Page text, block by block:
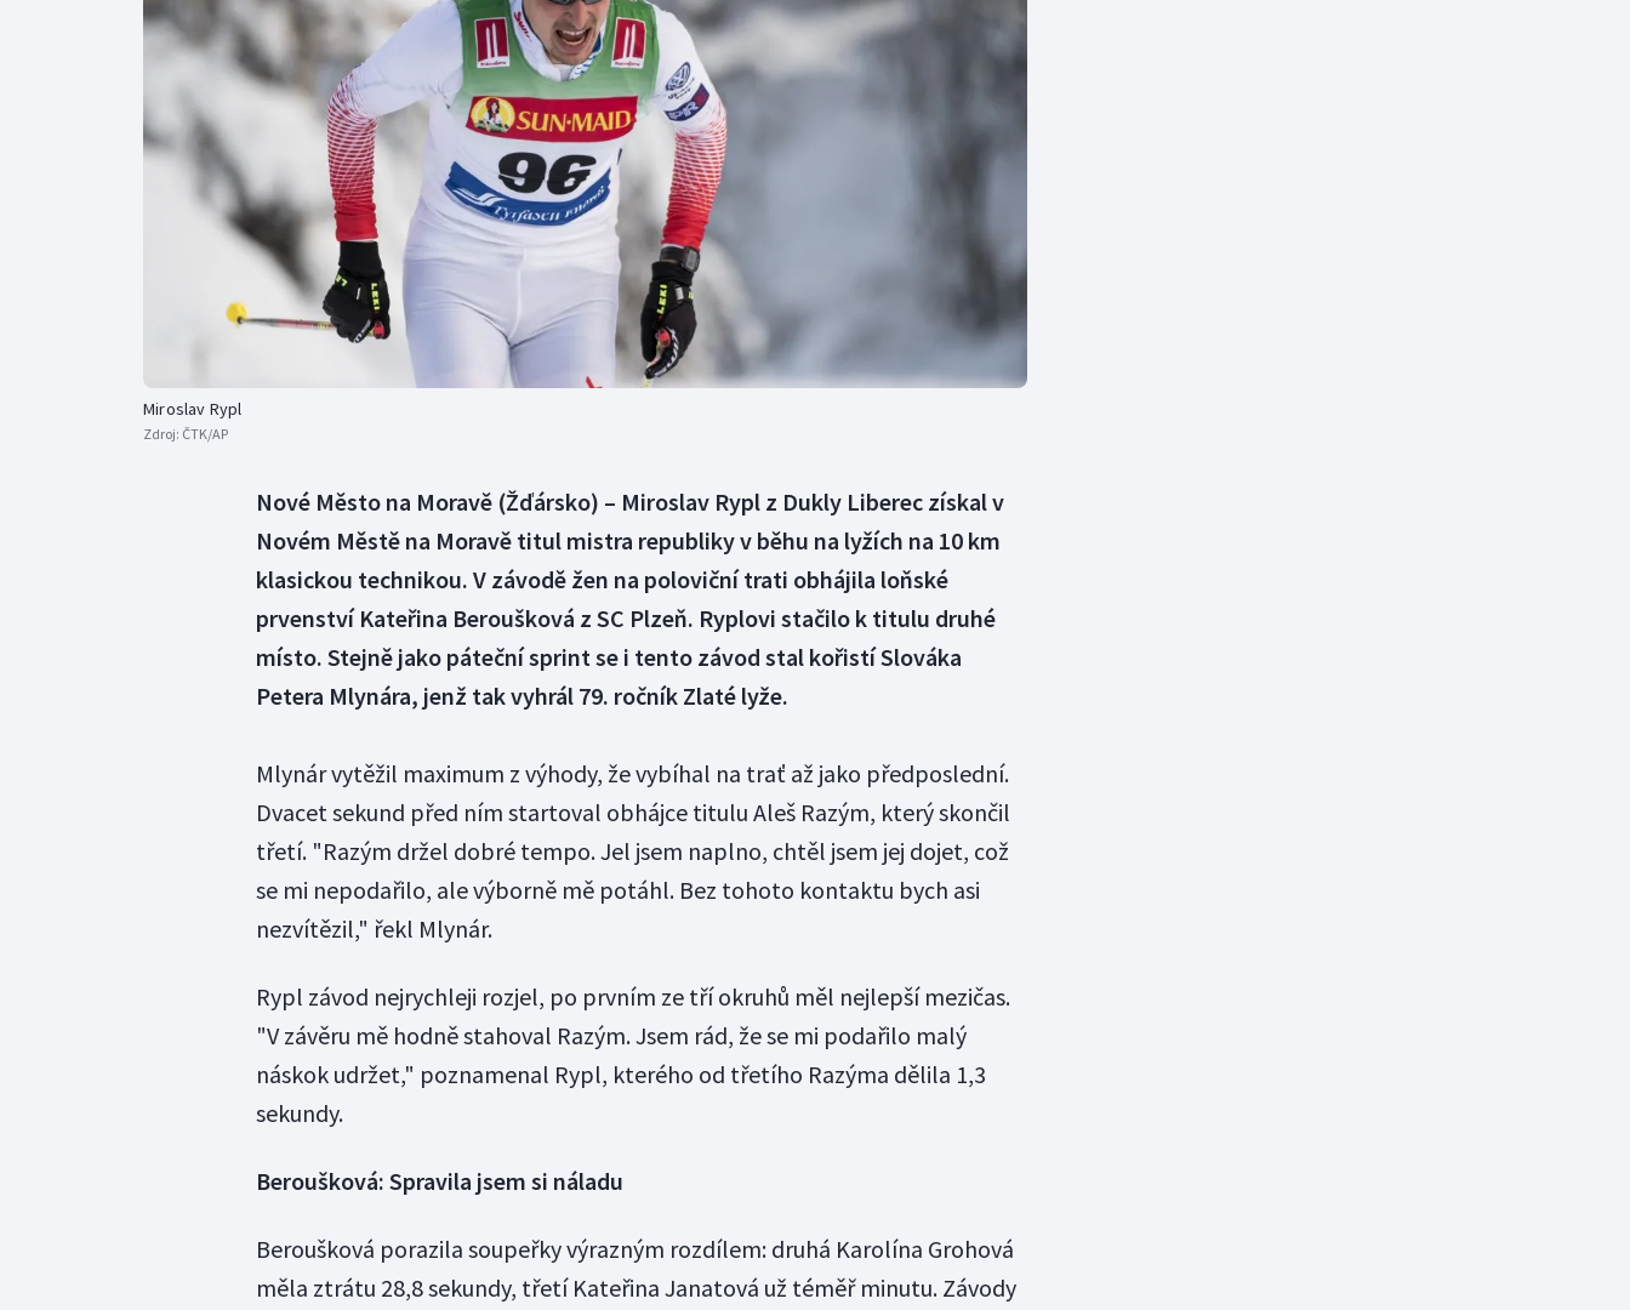
Curling
Florbal
Golf
Gymnastika
Moderní pětiboj
Motorsport
Olympijské hry
Parasport
Plavání
Plážový volejbal
Triatlon
Vodní slalom
Miroslav Rypl
Zdroj: ČTK/AP
Nové Město na Moravě (Žďársko) – Miroslav Rypl z Dukly Liberec získal v
Novém Městě na Moravě titul mistra republiky v běhu na lyžích na 10 km
klasickou technikou. V závodě žen na poloviční trati obhájila loňské
prvenství Kateřina Beroušková z SC Plzeň. Ryplovi stačilo k titulu druhé
místo. Stejně jako páteční sprint se i tento závod stal kořistí Slováka
Petera Mlynára, jenž tak vyhrál 79. ročník Zlaté lyže.
Mlynár vytěžil maximum z výhody, že vybíhal na trať až jako předposlední.
Dvacet sekund před ním startoval obhájce titulu Aleš Razým, který skončil
třetí. "Razým držel dobré tempo. Jel jsem naplno, chtěl jsem jej dojet, což
se mi nepodařilo, ale výborně mě potáhl. Bez tohoto kontaktu bych asi
nezvítězil," řekl Mlynár.
Rypl závod nejrychleji rozjel, po prvním ze tří okruhů měl nejlepší mezičas.
"V závěru mě hodně stahoval Razým. Jsem rád, že se mi podařilo malý
náskok udržet," poznamenal Rypl, kterého od třetího Razýma dělila 1,3
sekundy.
Beroušková: Spravila jsem si náladu
Beroušková porazila soupeřky výrazným rozdílem: druhá Karolína Grohová
měla ztrátu 28,8 sekundy, třetí Kateřina Janatová už téměř minutu. Závody